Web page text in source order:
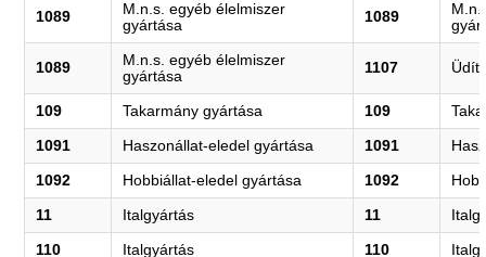
1089
M.n.s. egyéb élelmiszer
gyártása
1089
1089
M.n.s. egyéb élelmiszer
gyártása
1107
109 Takarmány gyártása 109
1091 Haszonállat-eledel gyártása 1091
1092 Hobbiállat-eledel gyártása 1092
11 Italgyártás 11
110 Italgyártás 110